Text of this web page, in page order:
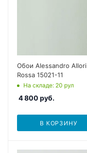
Обои Alessandro Allori
Rossa 15021-11
На складе: 20 рул
4 800 руб.
В КОРЗИНУ